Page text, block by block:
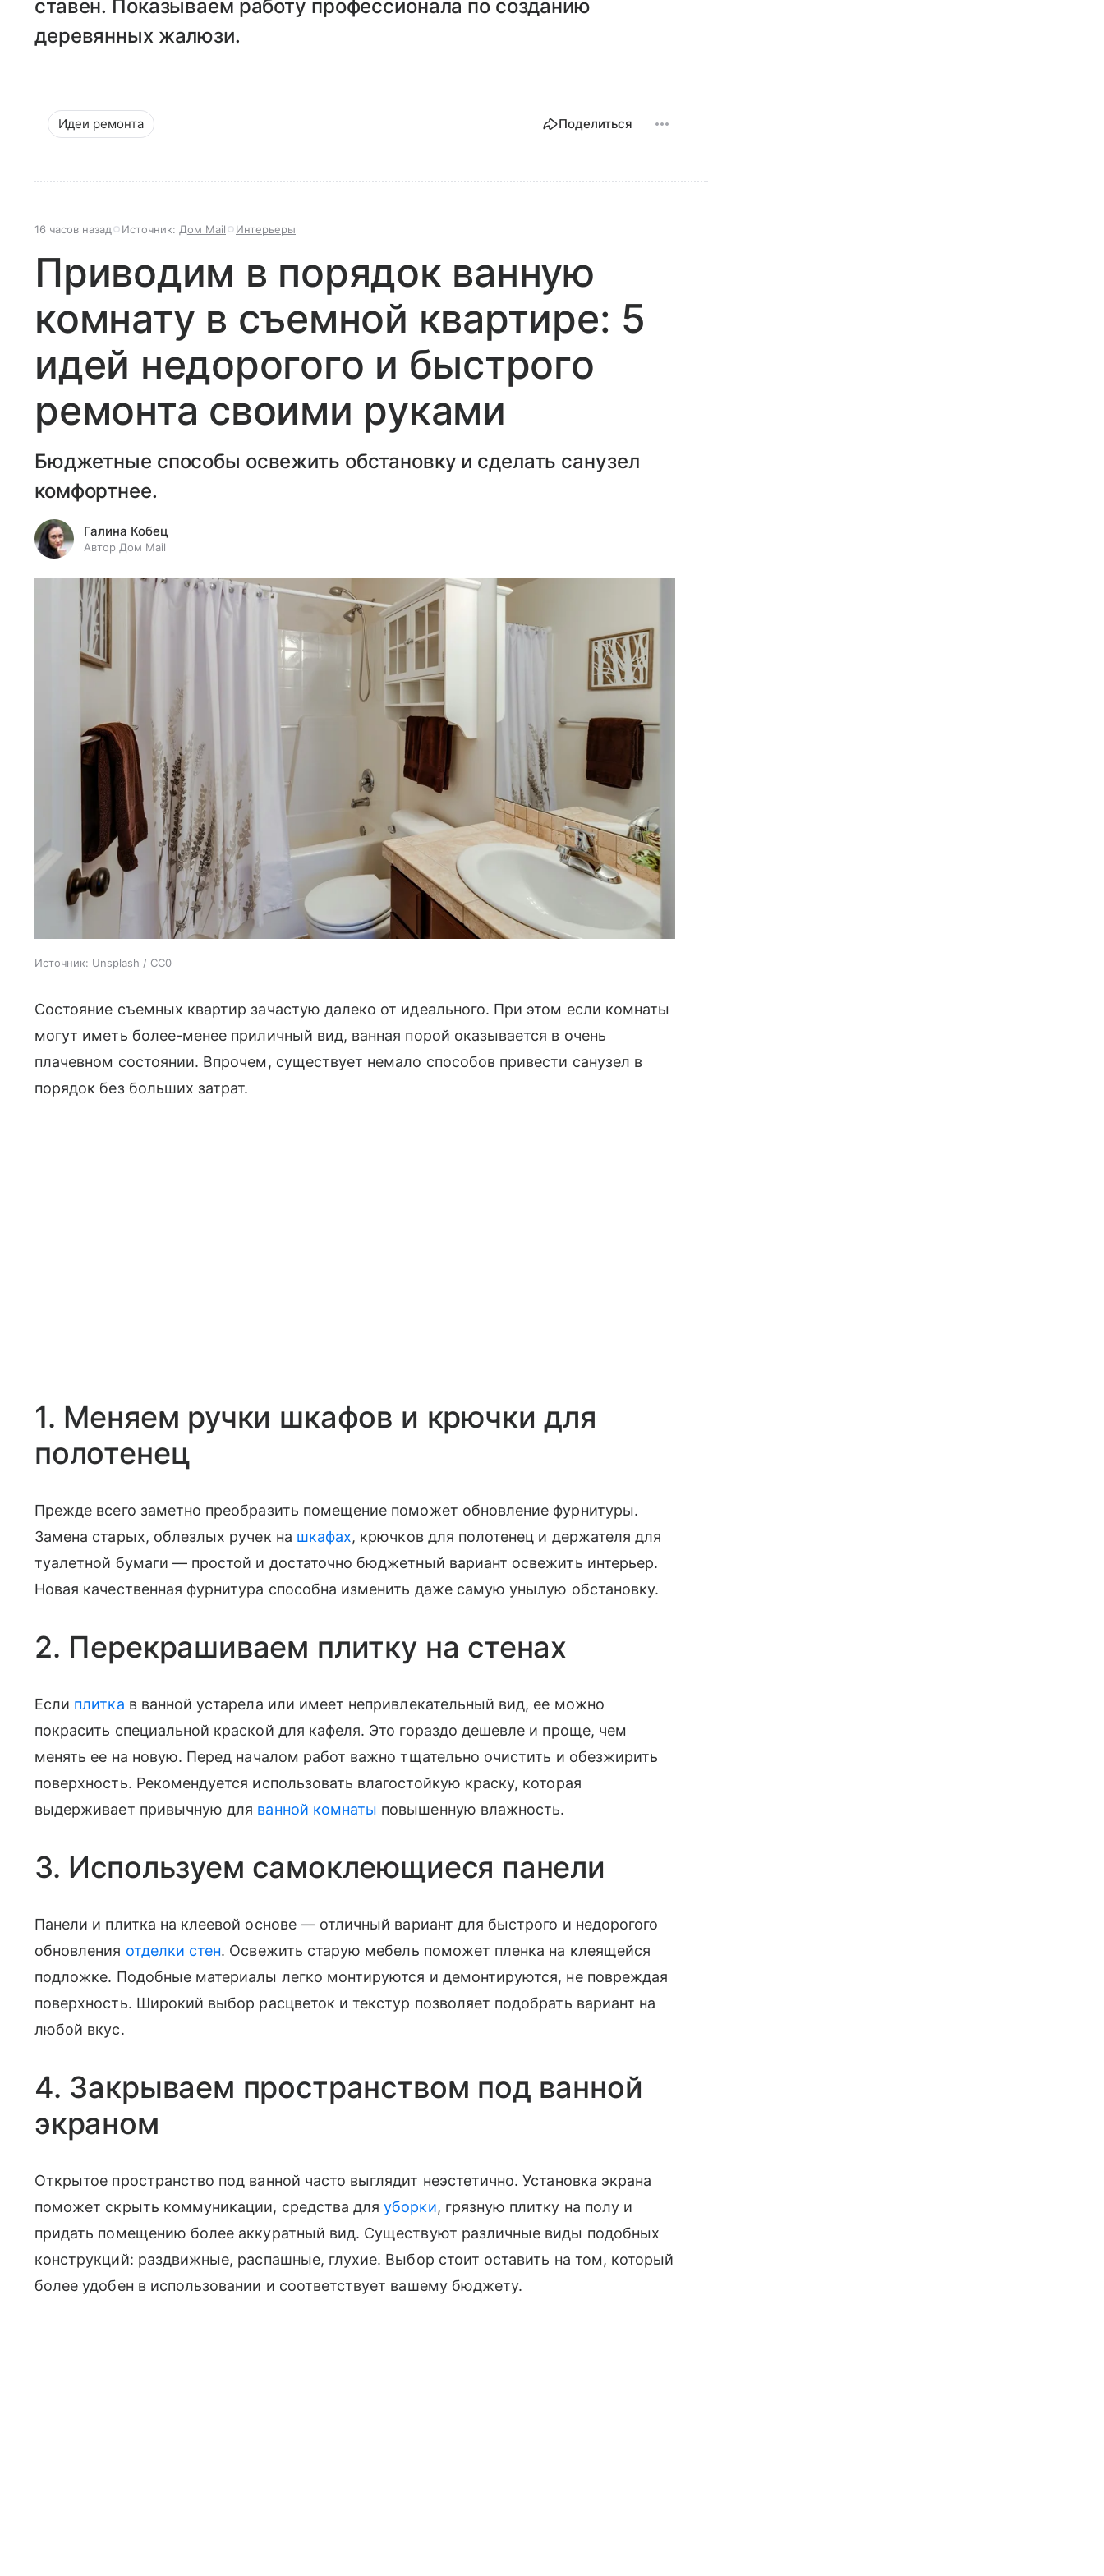
ставен. Показываем работу профессионала по созданию
деревянных жалюзи.
Идеи ремонта Поделиться
16 часов назад Источник: Дом Mail Интерьеры
Приводим в порядок ванную
комнату в съемной квартире: 5
идей недорогого и быстрого
ремонта своими руками
Бюджетные способы освежить обстановку и сделать санузел
комфортнее.
Галина Кобец
Автор Дом Mail
Источник: Unsplash / CC0
Состояние съемных квартир зачастую далеко от идеального. При этом если комнаты
могут иметь более-менее приличный вид, ванная порой оказывается в очень
плачевном состоянии. Впрочем, существует немало способов привести санузел в
порядок без больших затрат.
1. Меняем ручки шкафов и крючки для
полотенец
Прежде всего заметно преобразить помещение поможет обновление фурнитуры.
Замена старых, облезлых ручек на шкафах, крючков для полотенец и держателя для
туалетной бумаги — простой и достаточно бюджетный вариант освежить интерьер.
Новая качественная фурнитура способна изменить даже самую унылую обстановку.
2. Перекрашиваем плитку на стенах
Если плитка в ванной устарела или имеет непривлекательный вид, ее можно
покрасить специальной краской для кафеля. Это гораздо дешевле и проще, чем
менять ее на новую. Перед началом работ важно тщательно очистить и обезжирить
поверхность. Рекомендуется использовать влагостойкую краску, которая
выдерживает привычную для ванной комнаты повышенную влажность.
3. Используем самоклеющиеся панели
Панели и плитка на клеевой основе — отличный вариант для быстрого и недорогого
обновления отделки стен. Освежить старую мебель поможет пленка на клеящейся
подложке. Подобные материалы легко монтируются и демонтируются, не повреждая
поверхность. Широкий выбор расцветок и текстур позволяет подобрать вариант на
любой вкус.
4. Закрываем пространством под ванной
экраном
Открытое пространство под ванной часто выглядит неэстетично. Установка экрана
поможет скрыть коммуникации, средства дляуборки, грязную плитку на полу и
придать помещению более аккуратный вид. Существуют различные виды подобных
конструкций: раздвижные, распашные, глухие. Выбор стоит оставить на том, который
более удобен в использовании и соответствует вашему бюджету.